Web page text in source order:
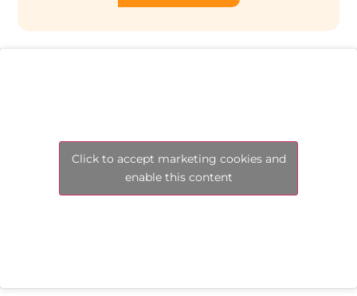
Click to accept marketing cookies and
enable this content